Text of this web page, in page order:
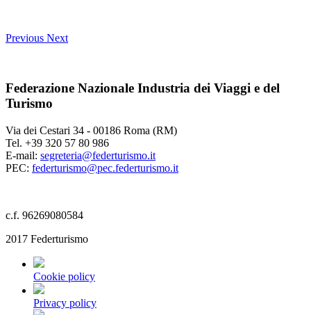
Previous Next
Federazione Nazionale Industria dei Viaggi e del
Turismo
Via dei Cestari 34 - 00186 Roma (RM)
Tel. +39 320 57 80 986
E-mail: segreteria@federturismo.it
PEC: federturismo@pec.federturismo.it
c.f. 96269080584
2017 Federturismo
Cookie policy
Privacy policy